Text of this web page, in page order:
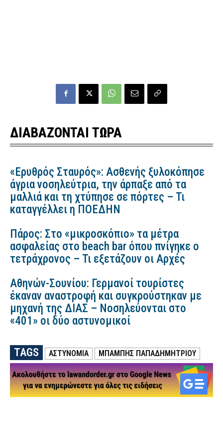
ΔΙΑΒΑΖΟΝΤΑΙ ΤΩΡΑ
«Ερυθρός Σταυρός»: Ασθενής ξυλοκόπησε
άγρια νοσηλεύτρια, την άρπαξε από τα
μαλλιά και τη χτύπησε σε πόρτες – Τι
καταγγέλλει η ΠΟΕΔΗΝ
Πάρος: Στο «μικροσκόπιο» τα μέτρα
ασφαλείας στο beach bar όπου πνίγηκε ο
τετράχρονος – Τι εξετάζουν οι Αρχές
Αθηνών-Σουνίου: Γερμανοί τουρίστες
έκαναν αναστροφή και συγκρούστηκαν με
μηχανή της ΔΙΑΣ – Νοσηλεύονται στο
«401» οι δύο αστυνομικοί
TAGS ΑΣΤΥΝΟΜΙΑ ΜΠΑΜΠΗΣ ΠΑΠΑΔΗΜΗΤΡΙΟΥ